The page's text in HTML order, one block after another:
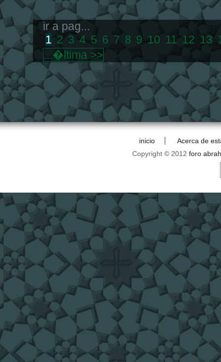
ir a pag...
1 2 3 4 5 6 7 8 9 10 11 12 13
...�ltima >>
inicio
Acerca de
Copyright © 2012 foro